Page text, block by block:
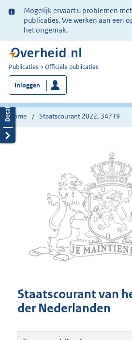
Ter
informatie:
Mogelijk ervaart u problemen
publicaties. We werken aan een
het ongemak.
U
bent
nu
hier:
Publicaties Officiële publicaties
Inloggen
Home Staatscourant 2022, 34719
Staatscourant van
der Nederlanden